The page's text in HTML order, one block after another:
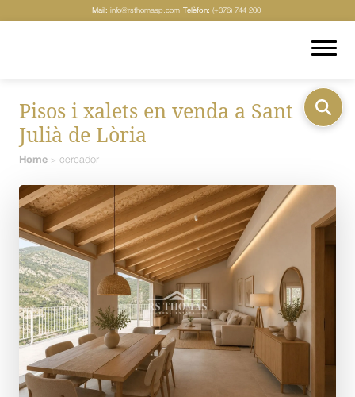
Mail: info@rsthomasp.com Telèfon: (+376) 744 200
Pisos i xalets en venda a Sant
Julià de Lòria
Home > cercador